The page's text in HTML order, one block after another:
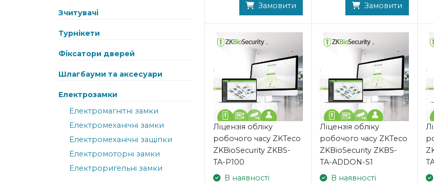
Зчитувачі
Турнікети
Фіксатори дверей
Шлагбауми та аксесуари
Електрозамки
Електромагнітні замки
Електромеханічні замки
Електромеханічні защіпки
Електромоторні замки
Електроригельні замки
Замовити
Замовити
Ліцензія обліку
робочого часу ZKTeco
ZKBioSecurity ZKBS-
TA-P100
В наявності
Ліцензія обліку
робочого часу ZKTeco
ZKBioSecurity ZKBS-
TA-ADDON-S1
В наявності